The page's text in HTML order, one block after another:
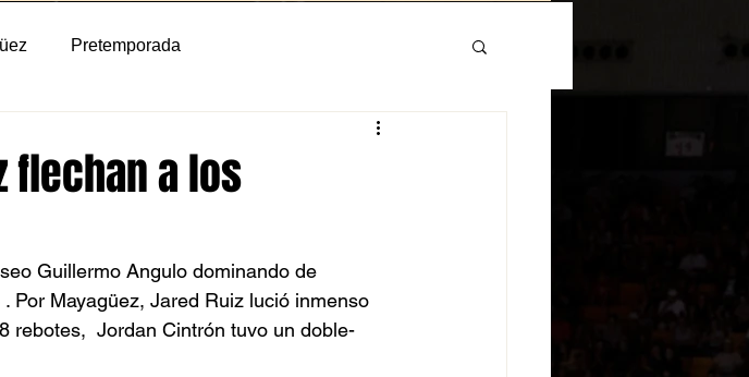
Pretemporada
flechan a los
Guillermo Angulo dominando de
Por Mayagüez, Jared Ruiz lució inmenso
rebotes,  Jordan Cintrón tuvo un doble-